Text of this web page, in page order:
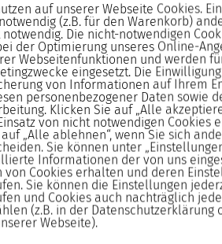
PCs sowie
Höhenverstellbar.
aufgesetzt.
Stiften sowie eine
inklusive der
auf unserer Webseite Cookies.
(z.B. für den Warenkorb)
notwendig. Die nicht-notwendigen
der Optimierung unseres Online-
Webseitenfunktionen und werden
eingesetzt. Die
von Informationen auf Ihrem
personenbezogener Daten sowie
Klicken Sie auf „Alle
von nicht notwendigen Cookies
„Alle ablehnen“, wenn Sie sich
Sie können unter
Informationen der von uns
von Cookies erhalten und deren
Sie können die Einstellungen
und Cookies auch nachträglich
(z.B. in der Datenschutzerklärung
Webseite).